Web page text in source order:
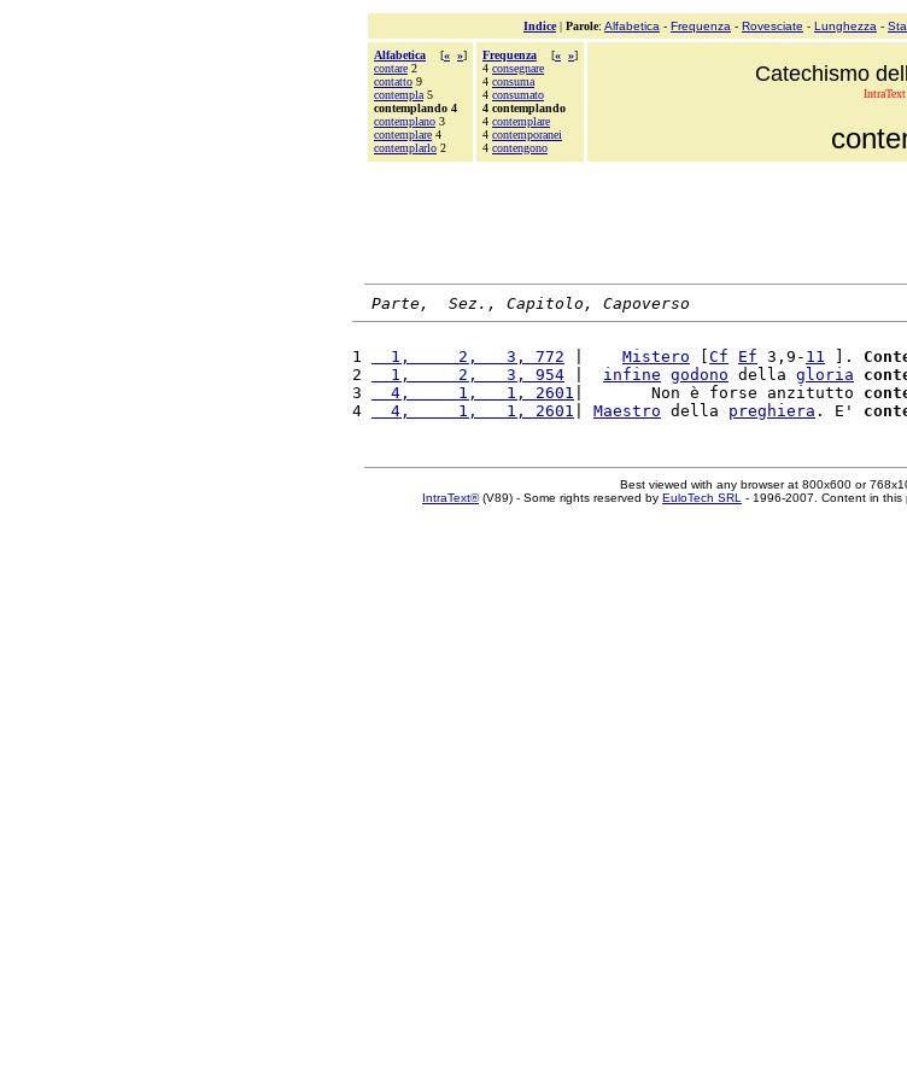
Indice| Parole: Alfabetica - Frequenza - Rovesciate - Lunghezza -
Alfabetica [« »]
contare 2
contatto 9
contempla 5
contemplando 4
contemplano 3
contemplare 4
contemplarlo 2
Frequenza [« »]
4 consegnare
4 consuma
4 consumato
4 contemplando
4 contemplare
4 contemporanei
4 contengono
Catechismo
Parte,  Sez., Capitolo, Capoverso
1
  1,     2,   3, 772
Mistero Cf Ef 3,9- 11 ].
2
  1,     2,   3, 954
infine godono della gloria
3
  4,     1,   1, 2601
|       Non è forse anzitutto
4
  4,     1,   1, 2601
Maestro della preghiera . E'
Best viewed with any browser at 800x600 or
IntraText®(V89) - Some rights reserved by EuloTech SRL - 1996-2007. Content in this